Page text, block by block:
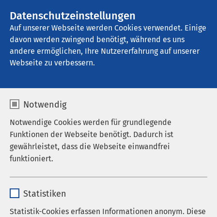
Datenschutzeinstellungen
Auf unserer Webseite werden Cookies verwendet. Einige
davon werden zwingend benötigt, während es uns
andere ermöglichen, Ihre Nutzererfahrung auf unserer
Webseite zu verbessern.
Notwendig
Notwendige Cookies werden für grundlegende
Funktionen der Webseite benötigt. Dadurch ist
gewährleistet, dass die Webseite einwandfrei
funktioniert.
Anbieter sgalinski
Statistiken
Statistik-Cookies erfassen Informationen anonym. Diese
AMEOS Klinikum Bernburg
Anfahrt
AMEOS Klinikum Bernburg
So finden Sie uns
Kustrenaer Str. 98
D-06406 Bernburg